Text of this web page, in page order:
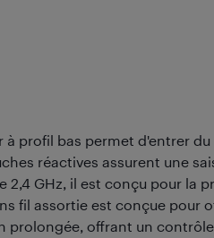
à profil bas permet d'entrer
réactives assurent une
2,4 GHz, il est conçu pour la
fil assortie est conçue pour
prolongée, offrant un